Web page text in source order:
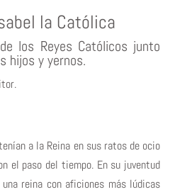
la Católica
los Reyes Católicos junto
hijos y yernos.
a la Reina en sus ratos de ocio
el paso del tiempo. En su juventud
reina con aficiones más lúdicas